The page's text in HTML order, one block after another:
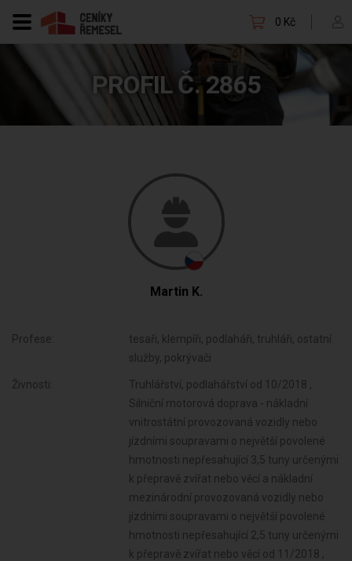
0 Kč
PROFIL Č. 2865
Martin K.
Profese:
tesaři, klempíři, podlaháři, truhláři, ostatní
služby, pokrývači
Živnosti:
Truhlářství, podlahářství od 10/2018 ,
Silniční motorová doprava - nákladní
vnitrostátní provozovaná vozidly nebo
jízdními soupravami o největší povolené
hmotnosti nepřesahující 3,5 tuny určenými
k přepravě zvířat nebo věcí a nákladní
mezinárodní provozovaná vozidly nebo
jízdními soupravami o největší povolené
hmotnosti nepřesahující 2,5 tuny určenými
k přepravě zvířat nebo věcí od 11/2018 ,